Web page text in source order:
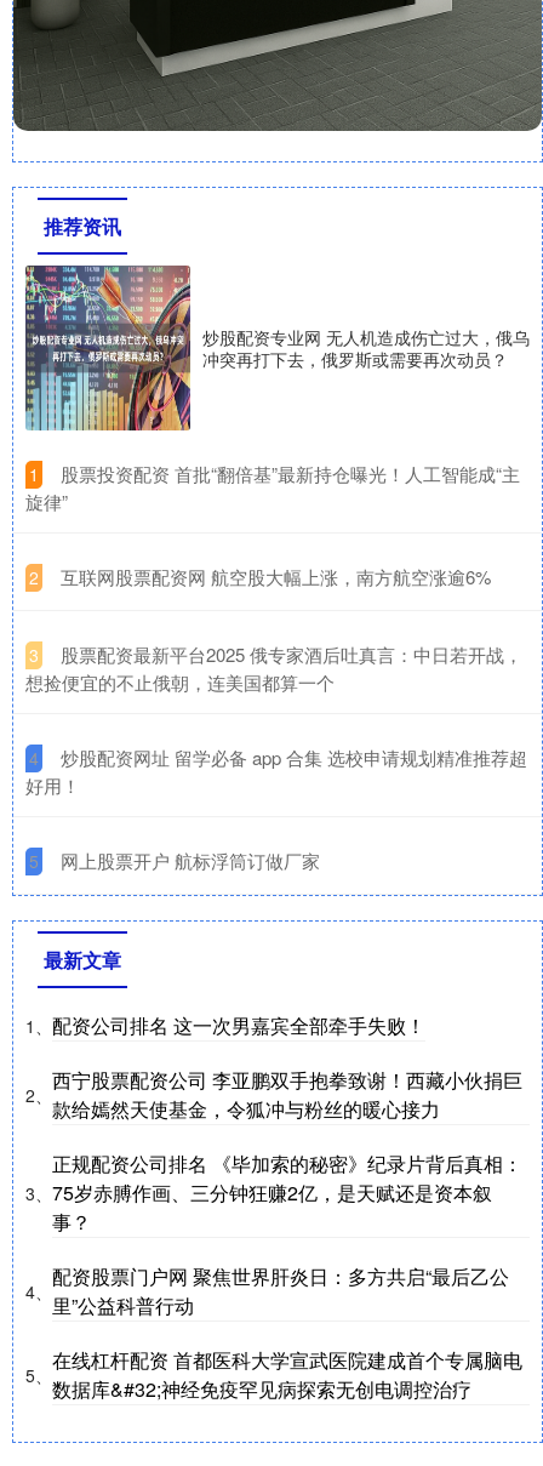
推荐资讯
炒股配资专业网 无人机造成伤亡过大，俄乌
冲突再打下去，俄罗斯或需要再次动员？
1
​股票投资配资 首批“翻倍基”最新持仓曝光！人工智能成“主
旋律”
2 ​互联网股票配资网 航空股大幅上涨，南方航空涨逾6%
3
​股票配资最新平台2025 俄专家酒后吐真言：中日若开战，
想捡便宜的不止俄朝，连美国都算一个
4
​炒股配资网址 留学必备 app 合集 选校申请规划精准推荐超
好用！
5 ​网上股票开户 航标浮筒订做厂家
最新文章
1、 配资公司排名 这一次男嘉宾全部牵手失败！
2、
西宁股票配资公司 李亚鹏双手抱拳致谢！西藏小伙捐巨
款给嫣然天使基金，令狐冲与粉丝的暖心接力
3、
正规配资公司排名 《毕加索的秘密》纪录片背后真相：
75岁赤膊作画、三分钟狂赚2亿，是天赋还是资本叙
事？
4、
配资股票门户网 聚焦世界肝炎日：多方共启“最后乙公
里”公益科普行动
5、
在线杠杆配资 首都医科大学宣武医院建成首个专属脑电
数据库&#32;神经免疫罕见病探索无创电调控治疗